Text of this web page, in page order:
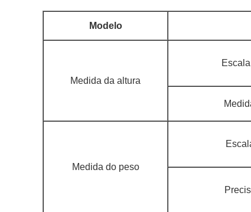
Modelo
Medida da altura
Medida do peso